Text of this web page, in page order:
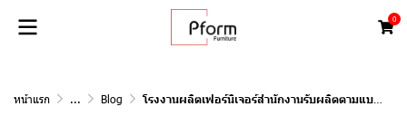
0
หน้าแรก ... Blog โรงงานผลิตเฟอร์นิเจอร์สำนักงานรับผลิตตามแบบ มีขั้นตอนอย่างไร